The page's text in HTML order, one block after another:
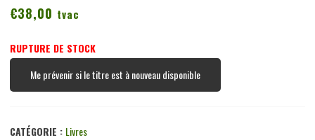
€38,00 tvac
RUPTURE DE STOCK
Me prévenir si le titre est à nouveau disponible
CATÉGORIE : Livres